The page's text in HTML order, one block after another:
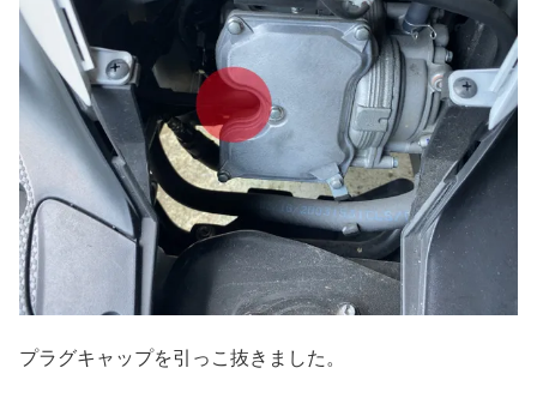
プラグキャップを引っこ抜きました。